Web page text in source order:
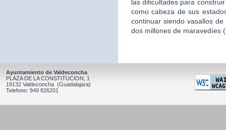
las dificultades para
como cabeza de sus
continuar siendo vasallos
dos millones de maravedíes
Ayuntamiento de Valdeconcha
PLAZA DE LA CONSTITUCION, 1
19132 Valdeconcha (Guadalajara)
Telefono: 949 826201